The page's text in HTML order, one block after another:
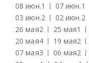
08 июн.1 07 июн.1
03 июн.2 02 июн.2
26 мая2 25 мая1
20 мая4 19 мая2
07 мая3 06 мая2